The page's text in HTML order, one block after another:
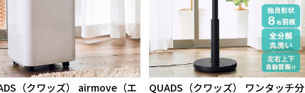
（クワッズ） airmove（エ QUADS（クワッズ） ワンタッチ分